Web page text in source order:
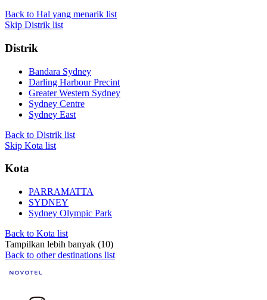
Back to Hal yang menarik list
Skip Distrik list
Distrik
Bandara Sydney
Darling Harbour Precint
Greater Western Sydney
Sydney Centre
Sydney East
Back to Distrik list
Skip Kota list
Kota
PARRAMATTA
SYDNEY
Sydney Olympic Park
Back to Kota list
Tampilkan lebih banyak (10)
Back to other destinations list